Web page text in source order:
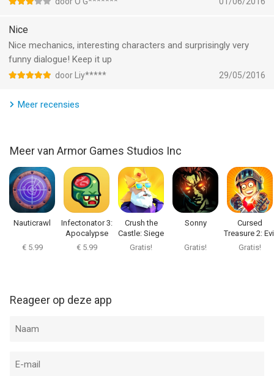
Nice
Nice mechanics, interesting characters and surprisingly very
funny dialogue! Keep it up
door Liy***** 29/05/2016
Meer recensies
Meer van Armor Games Studios Inc
Nauticrawl
€ 5.99
Infectonator 3:
Apocalypse
€ 5.99
Crush the
Castle: Siege
Master
Gratis!
Sonny
Gratis!
Cursed
Treasure 2:
TD
Gratis!
Reageer op deze app